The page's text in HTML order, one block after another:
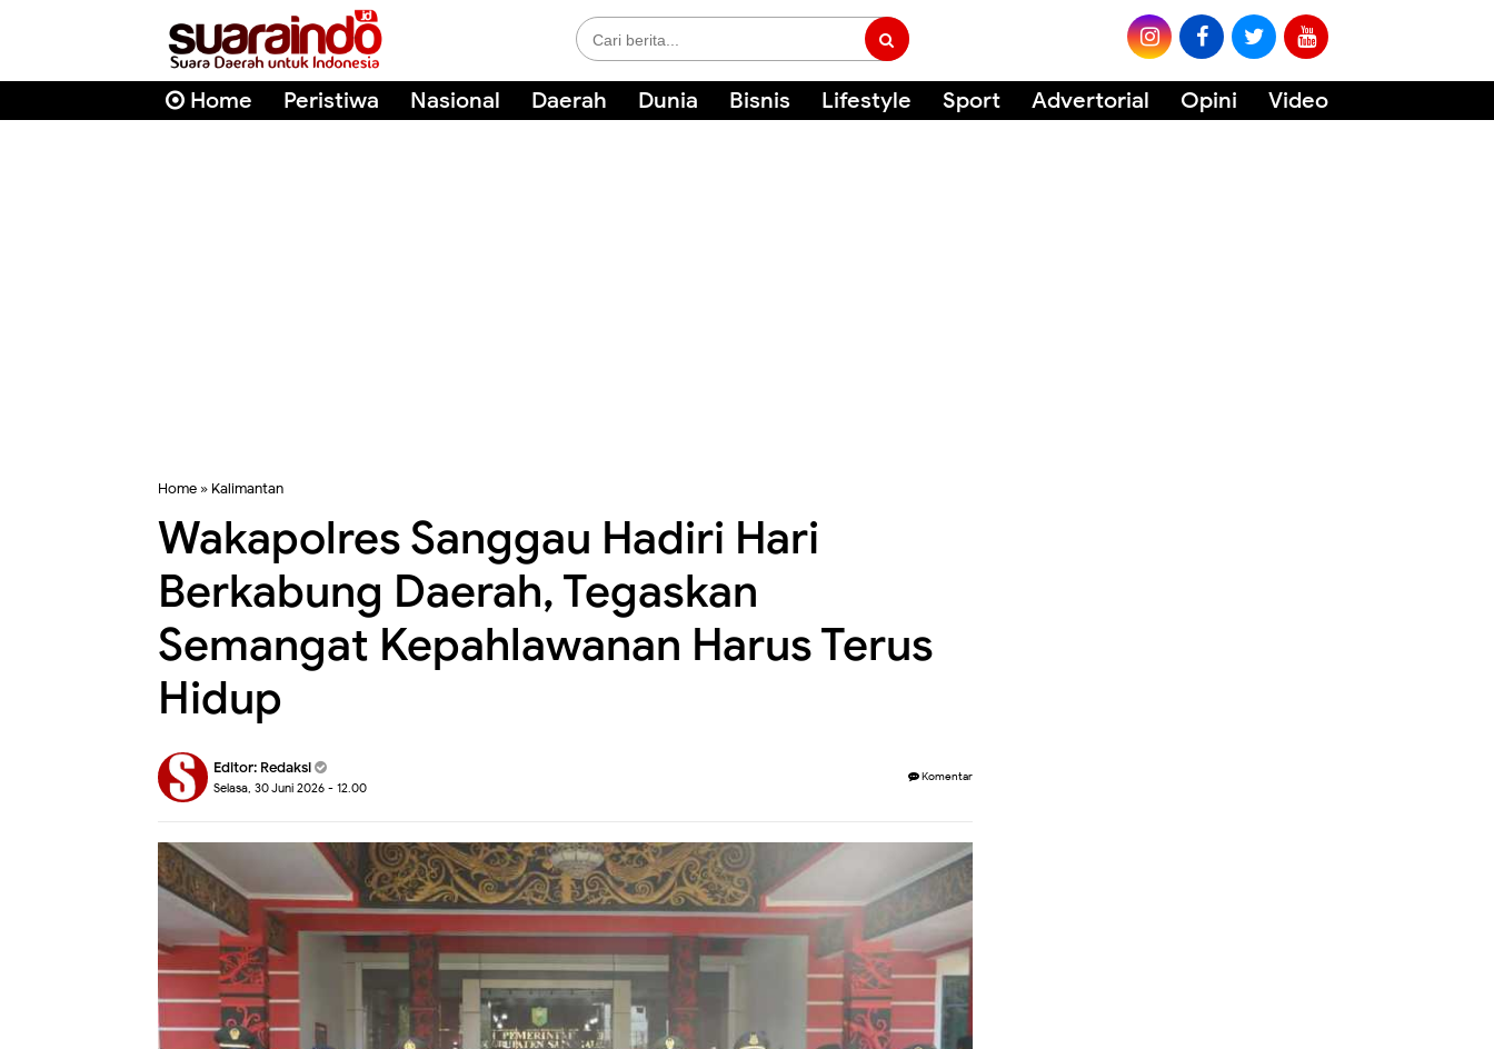
Home Peristiwa Nasional Daerah Dunia Bisnis Lifestyle Sport Advertorial Opini Video
Home » Kalimantan
Wakapolres Sanggau Hadiri Hari
Berkabung Daerah, Tegaskan
Semangat Kepahlawanan Harus Terus
Hidup
Editor: Redaksi
Selasa, 30 Juni 2026 - 12.00
Komentar